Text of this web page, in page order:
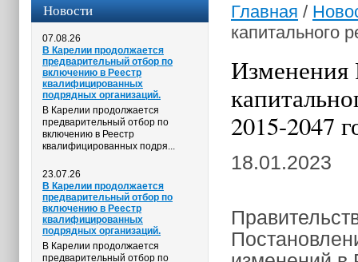
Новости
07.08.26
В Карелии продолжается
предварительный отбор по
включению в Реестр
квалифицированных
подрядных организаций.
В Карелии продолжается
предварительный отбор по
включению в Реестр
квалифицированных подря...
23.07.26
В Карелии продолжается
предварительный отбор по
включению в Реестр
квалифицированных
подрядных организаций.
В Карелии продолжается
предварительный отбор по
Главная /
капитального
Изменения
2015-2047
18.01.2023